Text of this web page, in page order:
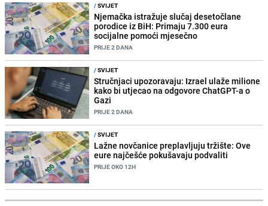
/SVIJET
Njemačka istražuje slučaj desetočlane
porodice iz BiH: Primaju 7.300 eura
socijalne pomoći mjesečno
PRIJE 2 DANA
/SVIJET
Stručnjaci upozoravaju: Izrael ulaže milione
kako bi utjecao na odgovore ChatGPT-a o
Gazi
PRIJE 2 DANA
/SVIJET
Lažne novčanice preplavljuju tržište: Ove
eure najčešće pokušavaju podvaliti
PRIJE OKO 12H